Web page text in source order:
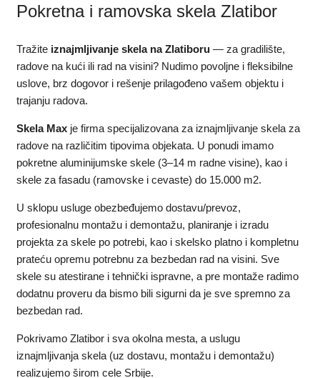
Pokretna i ramovska skela Zlatibor
Tražite iznajmljivanje skela na Zlatiboru— za gradilište,
radove na kući ili rad na visini? Nudimo povoljne i fleksibilne
uslove, brz dogovor i rešenje prilagođeno vašem objektu i
trajanju radova.
Skela Maxje firma specijalizovana za iznajmljivanje skela za
radove na različitim tipovima objekata. U ponudi imamo
pokretne aluminijumske skele (3–14 m radne visine), kao i
skele za fasadu (ramovske i cevaste) do 15.000 m2.
U sklopu usluge obezbeđujemo dostavu/prevoz,
profesionalnu montažu i demontažu, planiranje i izradu
projekta za skele po potrebi, kao i skelsko platno i kompletnu
prateću opremu potrebnu za bezbedan rad na visini. Sve
skele su atestirane i tehnički ispravne, a pre montaže radimo
dodatnu proveru da bismo bili sigurni da je sve spremno za
bezbedan rad.
Pokrivamo Zlatibor i sva okolna mesta, a uslugu
iznajmljivanja skela (uz dostavu, montažu i demontažu)
realizujemo širom cele Srbije.